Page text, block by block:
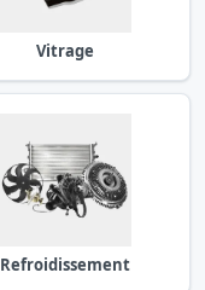
Vitrage
Refroidissement